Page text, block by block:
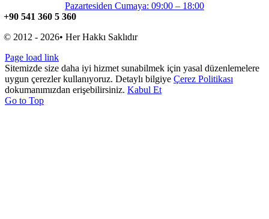
Pazartesiden Cumaya: 09:00 – 18:00
+90 541 360 5 360
© 2012 - 2026• Her Hakkı Saklıdır
Page load link
Sitemizde size daha iyi hizmet sunabilmek için yasal düzenlemelere
uygun çerezler kullanıyoruz. Detaylı bilgiye Çerez Politikası
dokumanımızdan erişebilirsiniz. Kabul Et
Go to Top